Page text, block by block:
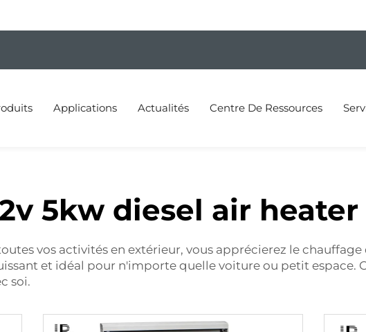
Applications Actualités Centre De Ressources
5kw diesel air heater
vos activités en extérieur, vous apprécierez le chauffage
et idéal pour n'importe quelle voiture ou petit espace.
soi.